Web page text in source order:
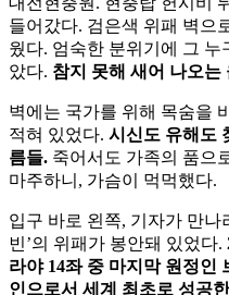
들어갔다. 검은색 위패 벽으
웠다. 엄숙한 분위기에 그
았다. 참지 못해 새어 나오는
벽에는 국가를 위해 목숨을
적혀 있었다. 시신도 유해도
름들. 죽어서도 가족의 품으
마주하니, 가슴이 먹먹했다.
입구 바로 왼쪽, 기자가 만나
빈’의 위패가 봉안돼 있었다.
라야 14좌 중 마지막 원정인
인으로서 세계 최초로 성공